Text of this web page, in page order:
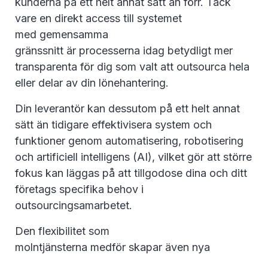
vare en direkt access till systemet
med gemensamma
gränssnitt är processerna idag betydligt mer
transparenta för dig som valt att outsourca hela
eller delar av din lönehantering.
Din leverantör kan dessutom på ett helt annat
sätt än tidigare effektivisera system och
funktioner genom automatisering, robotisering
och artificiell intelligens (AI), vilket gör att större
fokus kan läggas på att tillgodose dina och ditt
företags specifika behov i
outsourcingsamarbetet.
Den flexibilitet som
molntjänsterna medför skapar även nya